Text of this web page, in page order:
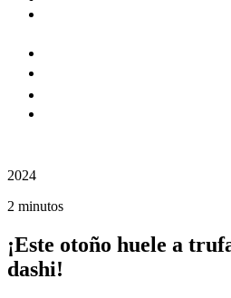
2024
2 minutos
¡Este otoño huele a
dashi!